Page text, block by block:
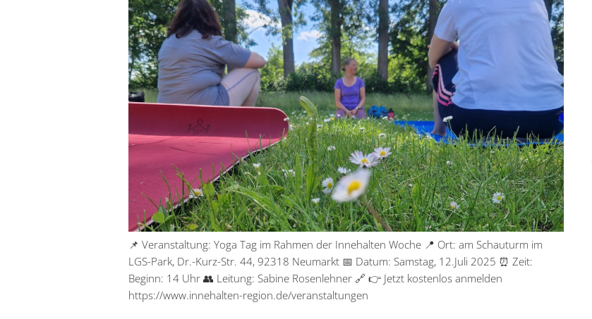
📌 Veranstaltung: Yoga Tag im Rahmen der Innehalten Woche 📍 Ort: am Schauturm im
LGS-Park, Dr.-Kurz-Str. 44, 92318 Neumarkt 📅 Datum: Samstag, 12.Juli 2025 ⏰ Zeit:
Beginn: 14 Uhr 👥 Leitung: Sabine Rosenlehner 🔗 👉 Jetzt kostenlos anmelden
https://www.innehalten-region.de/veranstaltungen